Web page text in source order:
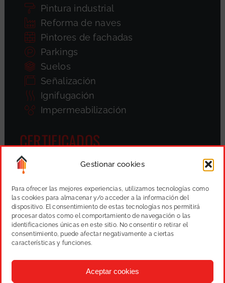
Gestionar cookies
Para ofrecer las mejores experiencias, utilizamos tecnologías como
las cookies para almacenar y/o acceder a la información del
dispositivo. El consentimiento de estas tecnologías nos permitirá
procesar datos como el comportamiento de navegación o las
identificaciones únicas en este sitio. No consentir o retirar el
consentimiento, puede afectar negativamente a ciertas
características y funciones.
Aceptar cookies
Pintura industrial
Reforma de naves
Pintores de fachadas
Parkings
Suelos
Señalización
Ignifugación
Impermeabilización
CERTIFICADOS